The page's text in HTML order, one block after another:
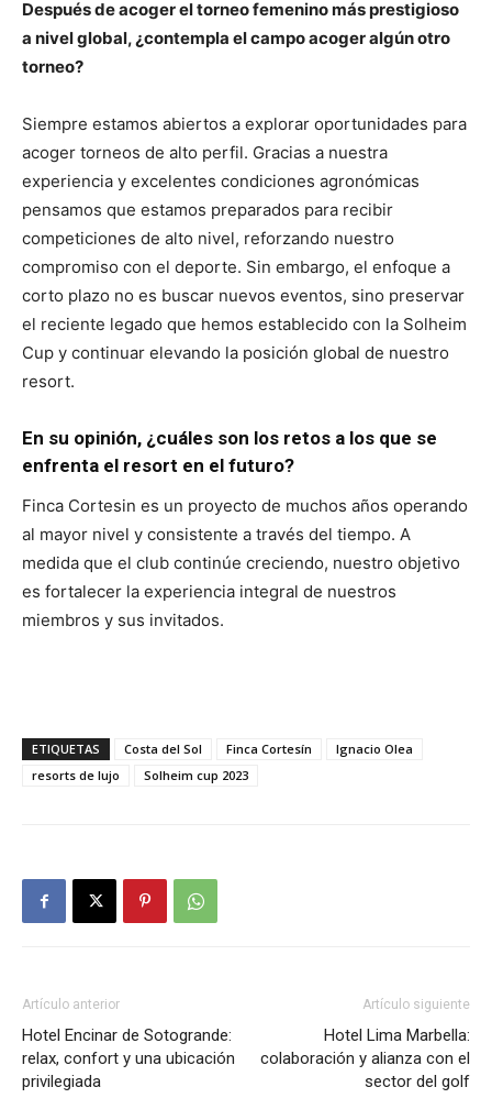
Después de acoger el torneo femenino más prestigioso
a nivel global, ¿contempla el campo acoger algún otro
torneo?
Siempre estamos abiertos a explorar oportunidades para
acoger torneos de alto perfil. Gracias a nuestra
experiencia y excelentes condiciones agronómicas
pensamos que estamos preparados para recibir
competiciones de alto nivel, reforzando nuestro
compromiso con el deporte. Sin embargo, el enfoque a
corto plazo no es buscar nuevos eventos, sino preservar
el reciente legado que hemos establecido con la Solheim
Cup y continuar elevando la posición global de nuestro
resort.
En su opinión, ¿cuáles son los retos a los que se
enfrenta el resort en el futuro?
Finca Cortesin es un proyecto de muchos años operando
al mayor nivel y consistente a través del tiempo. A
medida que el club continúe creciendo, nuestro objetivo
es fortalecer la experiencia integral de nuestros
miembros y sus invitados.
ETIQUETAS Costa del Sol Finca Cortesín
Ignacio Olea
resorts de lujo
Solheim cup 2023
Artículo anterior
Hotel Encinar de Sotogrande:
relax, confort y una ubicación
privilegiada
Artículo siguiente
Hotel Lima Marbella:
colaboración y alianza con el
sector del golf